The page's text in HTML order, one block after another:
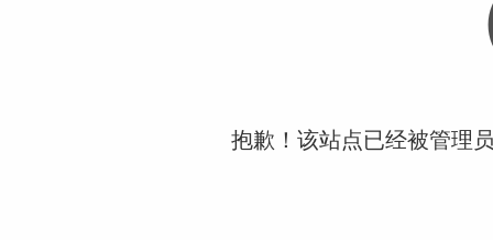
抱歉！该站点已经被管理